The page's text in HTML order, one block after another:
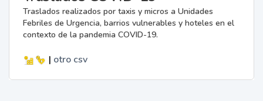
Traslados realizados por taxis y micros a Unidades
Febriles de Urgencia, barrios vulnerables y hoteles en el
contexto de la pandemia COVID-19.
| otro csv